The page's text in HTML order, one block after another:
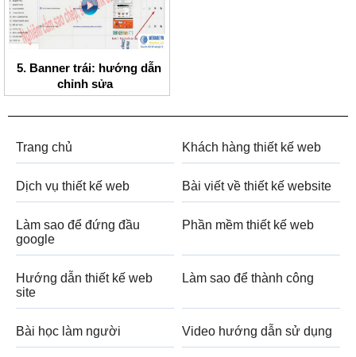
5. Banner trái: hướng dẫn
chỉnh sửa
Trang chủ Khách hàng thiết kế web
Dịch vụ thiết kế web Bài viết về thiết kế website
Làm sao để đứng đầu
google
Phần mềm thiết kế web
Hướng dẫn thiết kế web
site
Làm sao để thành công
Bài học làm người Video hướng dẫn sử dụng